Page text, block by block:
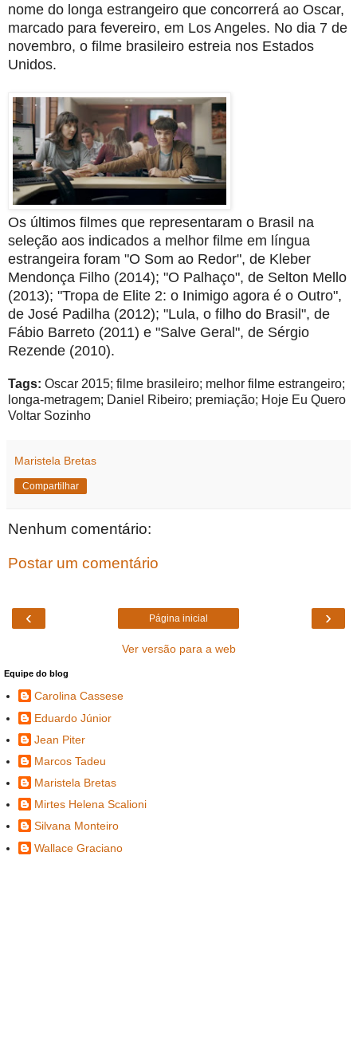
nome do longa estrangeiro que concorrerá ao Oscar,
marcado para fevereiro, em Los Angeles. No dia 7 de
novembro, o filme brasileiro estreia nos Estados
Unidos.
Os últimos filmes que representaram o Brasil na
seleção aos indicados a melhor filme em língua
estrangeira foram "O Som ao Redor", de Kleber
Mendonça Filho (2014); "O Palhaço", de Selton Mello
(2013); "Tropa de Elite 2: o Inimigo agora é o Outro",
de José Padilha (2012); "Lula, o filho do Brasil", de
Fábio Barreto (2011) e "Salve Geral", de Sérgio
Rezende (2010).
Tags: Oscar 2015; filme brasileiro; melhor filme estrangeiro;
longa-metragem; Daniel Ribeiro; premiação; Hoje Eu Quero
Voltar Sozinho
Maristela Bretas
Compartilhar
Nenhum comentário:
Postar um comentário
‹ ›
Página inicial
Ver versão para a web
Equipe do blog
Carolina Cassese
Eduardo Júnior
Jean Piter
Marcos Tadeu
Maristela Bretas
Mirtes Helena Scalioni
Silvana Monteiro
Wallace Graciano